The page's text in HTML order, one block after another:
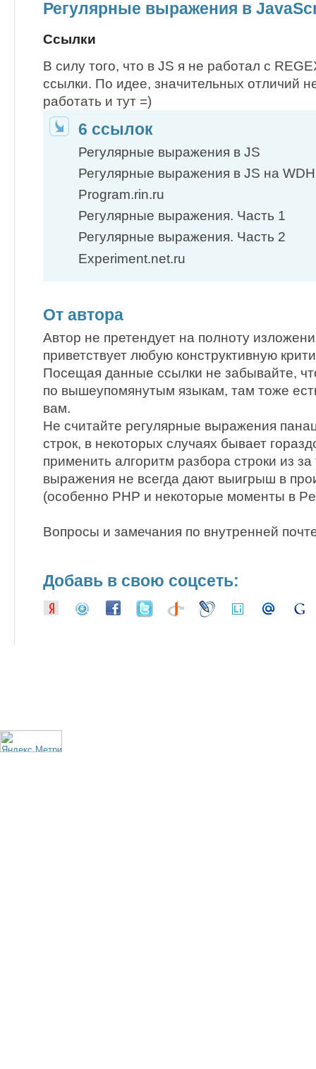
Регулярные выражения в
Ссылки
В силу того, что в JS я не работал c
ссылки. По идее, значительных отличий
работать и тут =)
6 ссылок
Регулярные выражения в JS
Регулярные выражения в JS на WDH
Program.rin.ru
Регулярные выражения. Часть 1
Регулярные выражения. Часть 2
Experiment.net.ru
От автора
Автор не претендует на полноту
приветствует любую конструктивную
Посещая данные ссылки не забывайте,
по вышеупомянутым языкам, там тоже
вам.
Не считайте регулярные выражения
строк, в некоторых случаях бывает
применить алгоритм разбора строки из
выражения не всегда дают выигрыш в
(особенно PHP и некоторые моменты в
Вопросы и замечания по внутренней
Добавь в свою соцсеть: